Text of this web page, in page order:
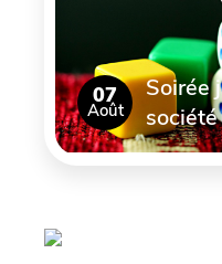
07
Août
Soirée
société